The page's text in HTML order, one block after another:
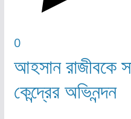
0
আহসান রাজীবকে
কেন্দ্রের অভিনন্দন